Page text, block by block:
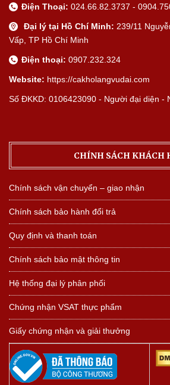
Điện Thoại: 024.66.82.3737 -
Đại lý tại Hồ Chí Minh: 239/11
Vấp, TP Hồ Chí Minh
Điện thoại: 0907.232.324
Website: https://cakholangvudai.com
Số ĐKKD: 0106423090 - Người đại diện -
CHÍNH SÁCH KHÁCH
Chính sách vận chuyển – giao nhận
Chính sách bảo hành đổi trả
Quy định và thanh toán
Chính sách bảo mật thông tin
Hệ thống đại lý phân phối
Chứng nhận VSAT thực phẩm
Giấy chứng nhận và giải thưởng